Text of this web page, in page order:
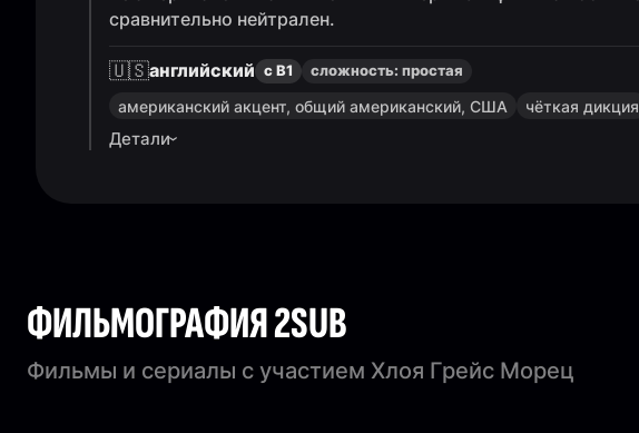
сравнительно нейтрален.
🇺🇸английский с B1 сложность: простая
американский акцент, общий американский, США чёткая дикция
Детали
ФИЛЬМОГРАФИЯ 2SUB
Фильмы и сериалы с участием Хлоя Грейс Морец